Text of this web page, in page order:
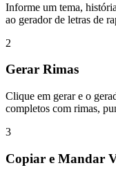
Informe um tema,
ao gerador de letras de
2
Gerar Rimas
Clique em gerar e o
completos com rimas,
3
Copiar e Mandar